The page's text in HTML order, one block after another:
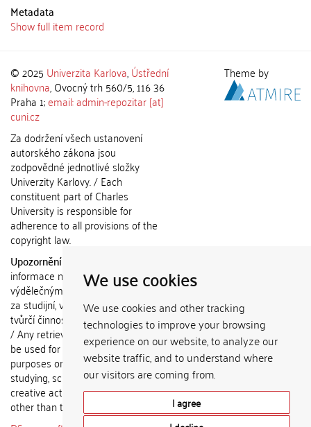
We use cookies
We use cookies and other tracking
technologies to improve your browsing
experience on our website, to analyze our
website traffic, and to understand where
our visitors are coming from.
I agree
Metadata
Show full item record
© 2025 Univerzita Karlova,Ústřední
knihovna, Ovocný trh 560/5, 116 36
Praha 1;email: admin-repozitar [at]
cuni.cz
Za dodržení všech ustanovení
autorského zákona jsou
zodpovědné jednotlivé složky
Univerzity Karlovy. / Each
constituent part of Charles
University is responsible for
adherence to all provisions of the
copyright law.
Upozornění / Notice:
informace nemohou být použity k
výdělečným účelům nebo vydávány
za studijní, vědeckou nebo jinou
tvůrčí činnost jiné osoby než autora.
/ Any retrieved information shall not
be used for any commercial
purposes or claimed as results of
studying, scientific or any other
creative activities of any person
other than the author.
Theme by